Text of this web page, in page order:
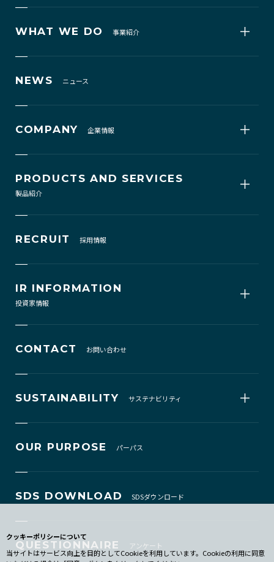
クッキーポリシーについて
当サイトはサービス向上を目的としてCookieを利用しています。Cookieの利用に同意
WHAT WE DO 事業紹介
NEWS ニュース
COMPANY 企業情報
PRODUCTS AND SERVICES
製品紹介
RECRUIT 採用情報
IR INFORMATION
投資家情報
CONTACT お問い合わせ
SUSTAINABILITY サステナビリティ
OUR PURPOSE パーパス
SDS DOWNLOAD SDSダウンロード
QUESTIONNAIRE アンケート